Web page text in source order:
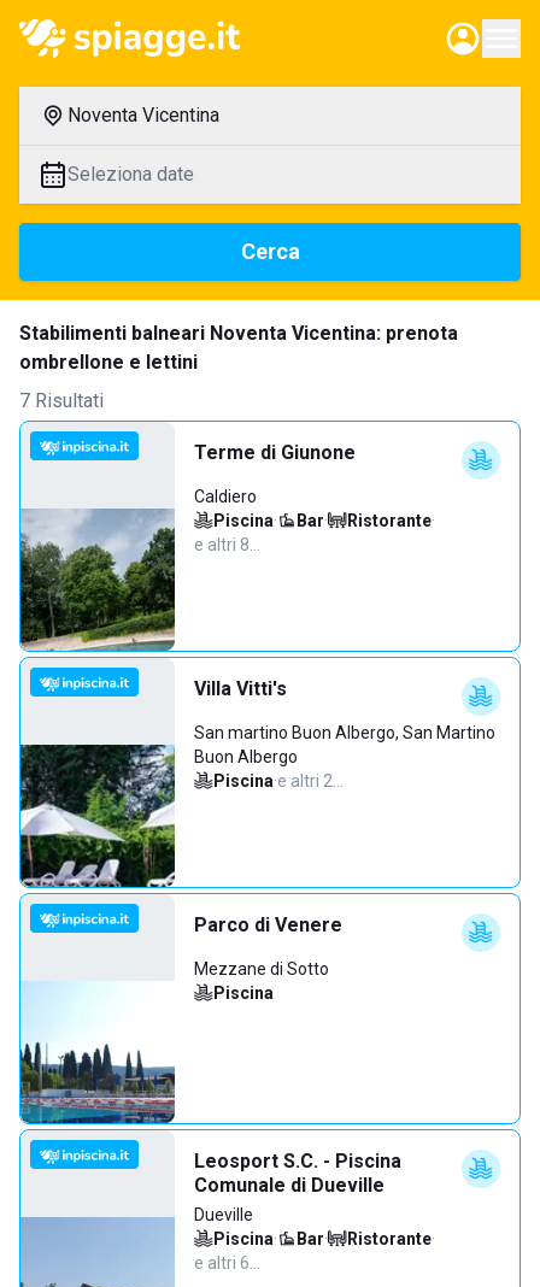
Noventa Vicentina
Seleziona date
Cerca
Stabilimenti balneari Noventa Vicentina: prenota
ombrellone e lettini
7 Risultati
Terme di Giunone
Caldiero
Piscina· Bar· Ristorante·
e altri 8…
Villa Vitti's
San martino Buon Albergo, San Martino
Buon Albergo
Piscina·e altri 2…
Parco di Venere
Mezzane di Sotto
Piscina
Leosport S.C. - Piscina
Comunale di Dueville
Dueville
Piscina· Bar· Ristorante·
e altri 6…